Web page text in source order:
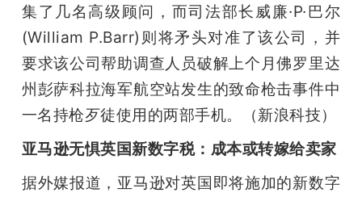
集了几名高级顾问，而司法部长威廉·P·巴尔
(William P.Barr)则将矛头对准了该公司，并
要求该公司帮助调查人员破解上个月佛罗里达
州彭萨科拉海军航空站发生的致命枪击事件中
一名持枪歹徒使用的两部手机。（新浪科技）
亚马逊无惧英国新数字税：成本或转嫁给卖家
据外媒报道，亚马逊对英国即将施加的新数字